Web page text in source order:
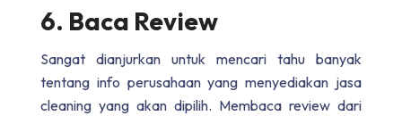
6. Baca Review
Sangat dianjurkan untuk mencari tahu banyak
tentang info perusahaan yang menyediakan jasa
cleaning yang akan dipilih. Membaca review dari